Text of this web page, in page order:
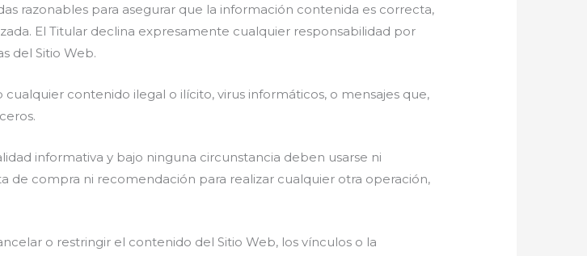
razonables para asegurar que la información contenida es correcta,
El Titular declina expresamente cualquier responsabilidad por
del Sitio Web.
contenido ilegal o ilícito, virus informáticos, o mensajes que,
informativa y bajo ninguna circunstancia deben usarse ni
de compra ni recomendación para realizar cualquier otra operación,
o restringir el contenido del Sitio Web, los vínculos o la